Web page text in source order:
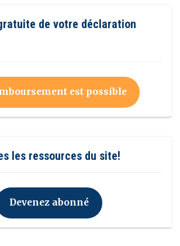
de votre déclaration
est possible
les ressources du site!
Devenez abonné